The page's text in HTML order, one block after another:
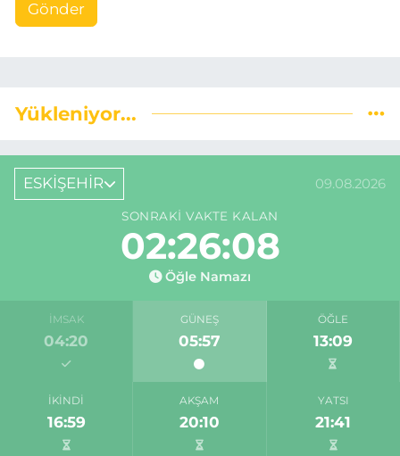
Gönder
Yükleniyor...
ESKİŞEHİR 09.08.2026
SONRAKI VAKTE KALAN
02:26:07
Öğle Namazı
İMSAK
04:20
GÜNEŞ
05:57
ÖĞLE
13:09
İKINDI
16:59
AKŞAM
20:10
YATSI
21:41